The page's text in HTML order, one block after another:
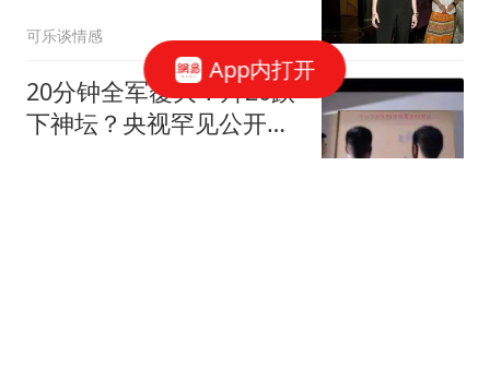
棱角都疼了
可乐谈情感
20分钟全军覆灭！歼20跌
下神坛？央视罕见公开，
App内打开